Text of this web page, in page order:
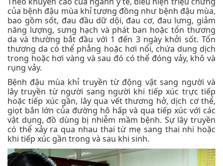
của bệnh đậu mùa khỉ tương đồng như bệnh đậu mùa,
bao gồm sốt, đau đầu dữ dội, đau cơ, đau lưng, giảm
năng lượng, sưng hạch và phát ban hoặc tổn thương
da và thường bắt đầu với 1 đến 3 ngày khởi sốt. Tổn
thương da có thể phẳng hoặc hơi nổi, chứa dung dịch
trong hoặc hơi vàng và sau đó có thể đóng vảy, khô và
rụng vảy.
Bệnh đậu mùa khỉ truyền từ động vật sang người và
lây truyền từ người sang người khi tiếp xúc trực tiếp
hoặc tiếp xúc gần, lây qua vết thương hở, dịch cơ thể,
giọt bắn lớn của đường hô hấp và qua tiếp xúc với các
vật dụng, đồ dùng bị nhiễm mầm bệnh. Sự lây truyền
có thể xảy ra qua nhau thai từ mẹ sang thai nhi hoặc
khi tiếp xúc gần trong và sau khi sinh.